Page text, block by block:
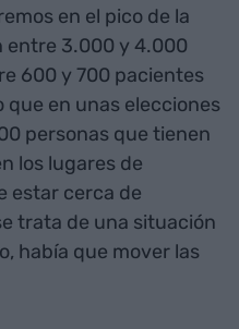
en el pico de la
entre 3.000 y 4.000
600 y 700 pacientes
que en unas elecciones
personas que tienen
los lugares de
estar cerca de
trata de una situación
había que mover las